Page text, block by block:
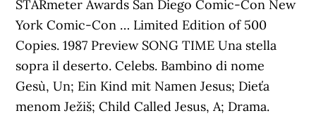
STARmeter Awards San Diego Comic-Con New
York Comic-Con … Limited Edition of 500
Copies. 1987 Preview SONG TIME Una stella
sopra il deserto. Celebs. Bambino di nome
Gesù, Un; Ein Kind mit Namen Jesus; Dieťa
menom Ježiš; Child Called Jesus, A; Drama.